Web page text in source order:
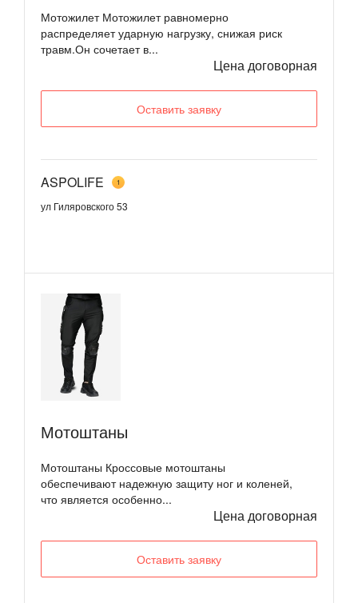
Мотожилет Мотожилет равномерно
распределяет ударную нагрузку, снижая риск
травм.Он сочетает в...
Цена договорная
Оставить заявку
ASPOLIFE 1
ул Гиляровского 53
​Мотоштаны
Мотоштаны Кроссовые мотоштаны
обеспечивают надежную защиту ног и коленей,
что является особенно...
Цена договорная
Оставить заявку